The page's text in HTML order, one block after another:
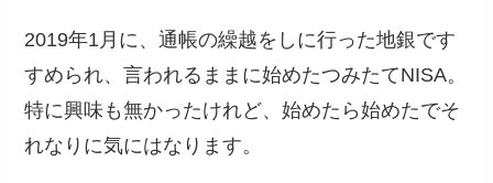
2019年1月に、通帳の繰越をしに行った地銀です
すめられ、言われるままに始めたつみたてNISA。
特に興味も無かったけれど、始めたら始めたでそ
れなりに気にはなります。